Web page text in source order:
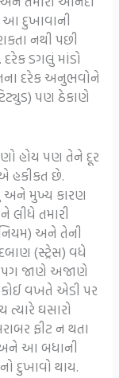
આ દુખાવાની
નથી પછી
ડગલું માંડો
દરેક અનુભવોને
પણ ઠેકાણે
હોય પણ તેને દૂર
હકીકત છે.
અને મુખ્ય કારણ
લીધે તમારી
અને તેની
(સ્ટ્રેસ) વધે
પગ જાણે અજાણે
વખતે એડી પર
ઘસારો
ફીટ ન થતા
અને આ બધાની
દુખાવો થાય.